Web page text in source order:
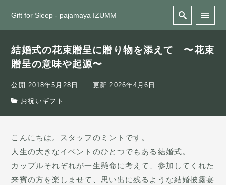
Gift for Sleep - pajamaya IZUMM
結婚式の花束贈呈に贈り物を添えて 〜花束
贈呈の意味や起源〜
公開:2018年5月28日 更新:2026年4月6日
お祝いギフト
こんにちは。スタッフのミントです。
人生の大きなイベントのひとつでもある結婚式。
カップルそれぞれが一生懸命に考えて、参加してくれた
来賓の方を楽しませて、思い出に残るような結婚披露宴